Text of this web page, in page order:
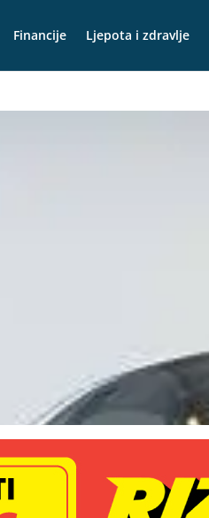
Financije Ljepota i zdravlje